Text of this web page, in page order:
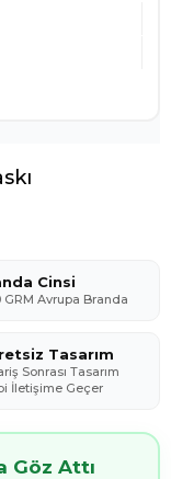
Cinsi
Avrupa Branda
Tasarım
Sonrası Tasarım
İletişime Geçer
Göz Attı